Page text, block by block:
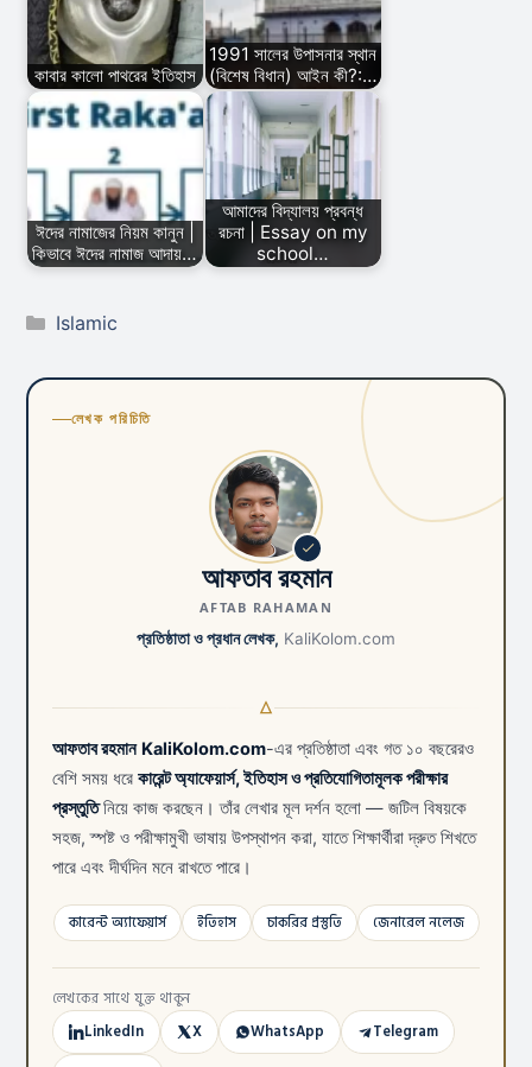
কাবার কালো পাথরের ইতিহাস
1991 সালের উপাসনার স্থান
(বিশেষ বিধান) আইন কী?:…
ঈদের নামাজের নিয়ম কানুন |
কিভাবে ঈদের নামাজ আদায়…
আমাদের বিদ্যালয় প্রবন্ধ
রচনা | Essay on my
school…
Categories
Islamic
লেখক পরিচিতি
আফতাব রহমান
AFTAB RAHAMAN
প্রতিষ্ঠাতা ও প্রধান লেখক, KaliKolom.com
আফতাব রহমান KaliKolom.com-এর প্রতিষ্ঠাতা এবং গত ১০ বছরেরও
বেশি সময় ধরে কারেন্ট অ্যাফেয়ার্স, ইতিহাস ও প্রতিযোগিতামূলক পরীক্ষার
প্রস্তুতিনিয়ে কাজ করছেন। তাঁর লেখার মূল দর্শন হলো — জটিল বিষয়কে
সহজ, স্পষ্ট ও পরীক্ষামুখী ভাষায় উপস্থাপন করা, যাতে শিক্ষার্থীরা দ্রুত শিখতে
পারে এবং দীর্ঘদিন মনে রাখতে পারে।
কারেন্ট অ্যাফেয়ার্স ইতিহাস চাকরির প্রস্তুতি জেনারেল নলেজ
লেখকের সাথে যুক্ত থাকুন
LinkedIn X WhatsApp
Telegram